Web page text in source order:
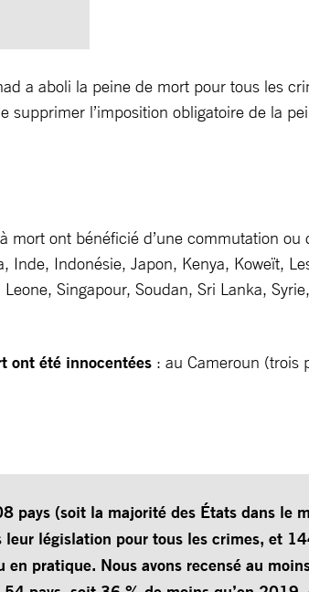
a aboli la peine de mort pour tous les
l’imposition obligatoire de la
ont bénéficié d’une commutation
Indonésie, Japon, Kenya, Koweït,
Singapour, Soudan, Sri Lanka,
ont été innocentées : au Cameroun (trois
pays (soit la majorité des États dans le
leur législation pour tous les crimes, et
pratique. Nous avons recensé au